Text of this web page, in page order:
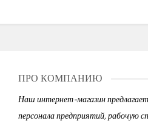
ПРО КОМПАНИЮ
Наш интернет-магазин
персонала предприятий, рабочую